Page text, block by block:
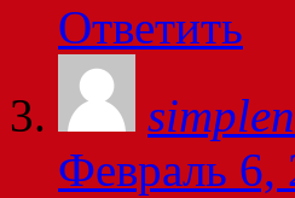
Ответить
Февраль 6,